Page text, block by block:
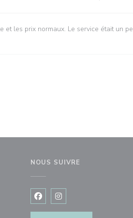
et les prix normaux. Le service était un
NOUS SUIVRE
Facebook ((ouvre une
Instagram ((ouvre une